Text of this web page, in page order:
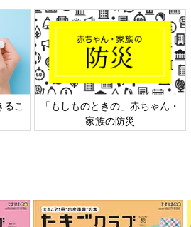
こ
「もしものときの」赤ちゃん・
家族の防災